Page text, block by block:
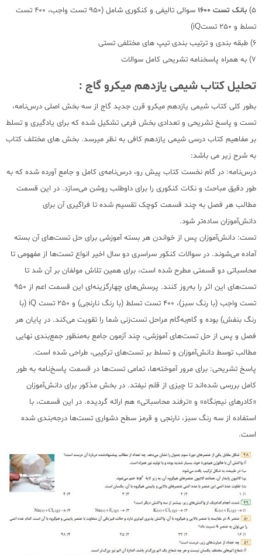
5) بانک تست 1600
سوالی تالیفی و کنکوری شامل (950 تست واجب، 400 تست
تسلط و 250 تستiQ)
6) طبقه بندی و ترتیب بندی تیپ های مختلفی تستی
7) به همراه پاسخنامه تشریحی کامل سوالات
تحلیل کتاب شیمی یازدهم میکرو گاج :
بطور کلی کتاب شیمی یازدهم میکرو قرن جدید گاج از سه بخش‌ اصلی درس‌نامه،
تست و پاسخ تشریحی و تعدادی بخش فرعی تشکیل شده که برای یادگیری و تسلط
بر مفاهیم کتاب درسی شیمی یازدهم کافی به نظر میرسد. بخش های مختلف کتاب
به شرح زیر می باشد:
درس‌نامه: در گام نخست کتاب پیش رو، درس‌نامه‌ی کامل و جامع آورده شده که به
طور دقیق مباحث و نکات کنکوری را برای داوطلب روشن می‌سازد. در این قسمت
مطالب هر فصل به چند قسمت‌ کوچک تقسیم شده تا فراگیری آن برای
دانش‌آموزان ساده‌تر شود.
تست: دانش‌آموزان پس از خواندن هر بسته آموزشی برای حل تست‌های آن بسته
آماده می‌شوند. در سوالات کنکور سراسری دو سال اخیر انواع تست‌ها از مفهومی تا
محاسباتی دو قسمتی مطرح شده‌ است، برای همین تلاش مولفان بر آن شد تا
تست‌های این اثر را به‌روز کنند. پرسش‌های چهارگزینه‌ای این قسمت اعم از 950
تست‌ واجب (با رنگ سبز)، 400 تست‌ تسلط (با رنگ نارنجی) و 250 تست‌ iQ (با
رنگ بنفش) بوده و گام‌به‌گام مراحل تست‌زنی شما را تقویت می‌کند. در پایان هر
فصل و پس از حل تست‌های آموزشی، چند آزمون جامع به‌منظور جمع‌بندی نهایی
مطالب توسط دانش‌آموزان و تسلط بر تست‌های ترکیبی، طراحی شده است.
پاسخ تشریحی: برای مرور آموخته‌ها، تمامی تست‌ها در قسمت پاسخ‌نامه به طور
کامل بررسی شده‌اند تا چیزی از قلم نیفتد. در بخش مذکور برای دانش‌آموزان
«کادرهای نیم‌نگاه» و «ترفند‌ محاسباتی» هم ارائه گردیده. در این قسمت، با
استفاده از سه رنگ سبز، نارنجی و قرمز سطح دشواری تست‌ها درجه‌بندی شده
است.